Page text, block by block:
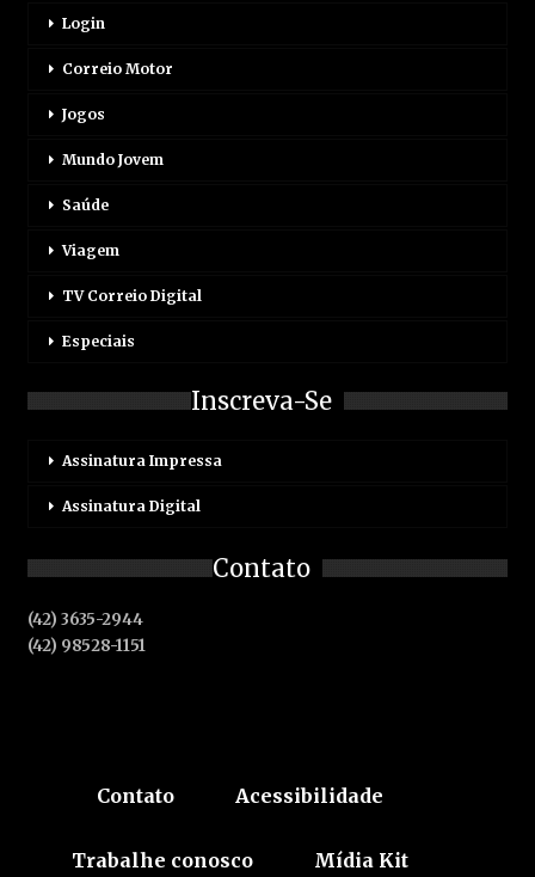
Login
Correio Motor
Jogos
Mundo Jovem
Saúde
Viagem
TV Correio Digital
Especiais
Inscreva-Se
Assinatura Impressa
Assinatura Digital
Contato
(42) 3635-2944
(42) 98528-1151
Contato Acessibilidade
Trabalhe conosco Mídia Kit